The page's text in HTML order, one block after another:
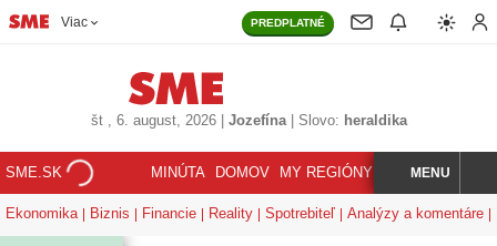
Viac PREDPLATNÉ
št, 6. august, 2026| Jozefína| Slovo: heraldika
SME.SK MINÚTA DOMOV MY REGIÓNY KORZÁR
HĽADAJMENU
Ekonomika Biznis Financie Reality Spotrebiteľ Analýzy a komentáre